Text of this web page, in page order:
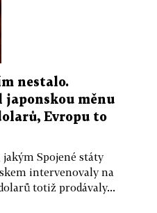
nestalo.
japonskou měnu
Evropu to
Spojené státy
intervenovaly na
totiž prodávaly...